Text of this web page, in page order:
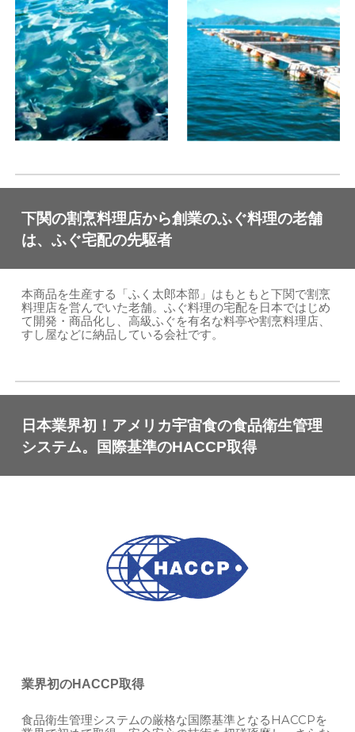
下関の割烹料理店から創業のふぐ料理の老舗
は、ふぐ宅配の先駆者
本商品を生産する「ふく太郎本部」はもともと下関で割烹
料理店を営んでいた老舗。ふぐ料理の宅配を日本ではじめ
て開発・商品化し、高級ふぐを有名な料亭や割烹料理店、
すし屋などに納品している会社です。
日本業界初！アメリカ宇宙食の食品衛生管理
システム。国際基準のHACCP取得
業界初のHACCP取得
食品衛生管理システムの厳格な国際基準となるHACCPを